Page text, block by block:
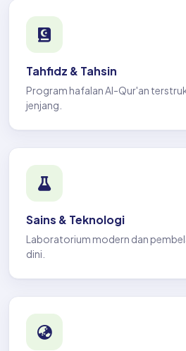
Tahfidz & Tahsin
Program hafalan Al-Qur'an
jenjang.
Sains & Teknologi
Laboratorium modern dan
dini.